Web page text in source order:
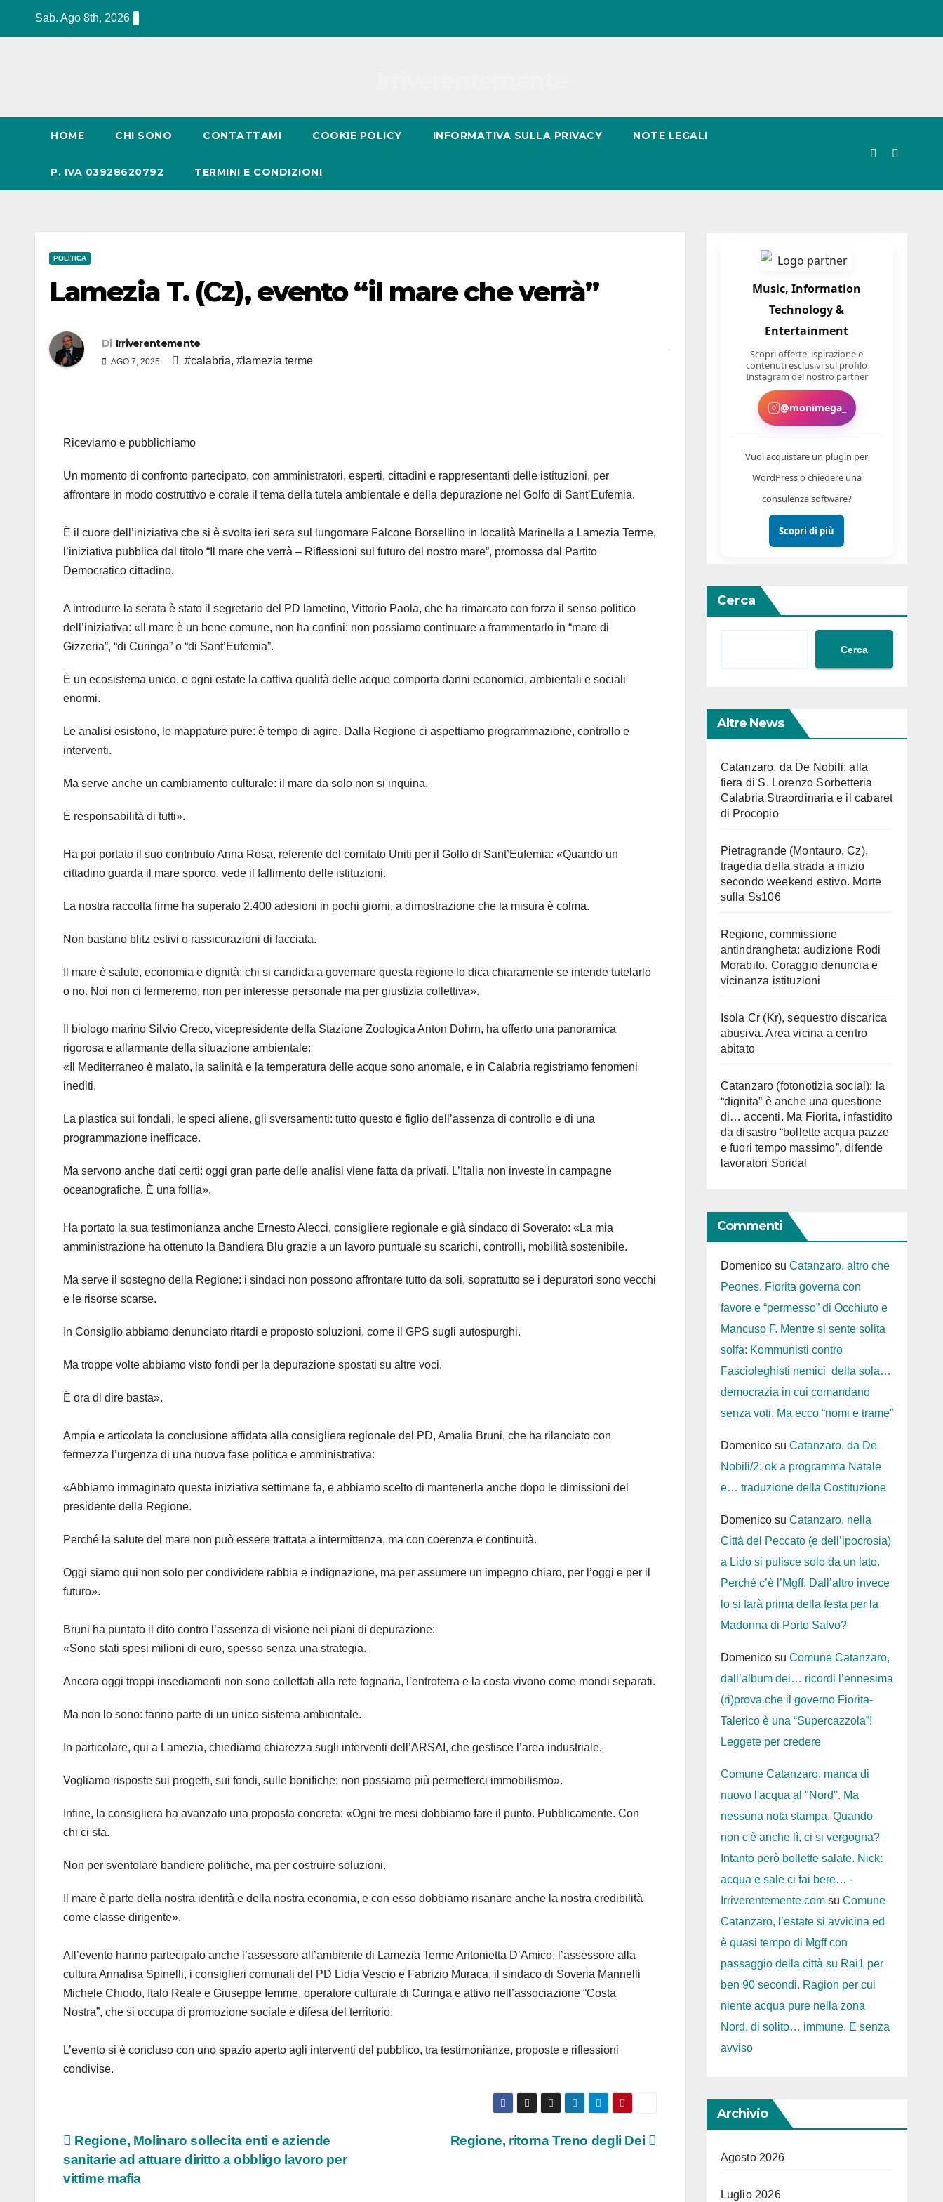
Sab. Ago 8th, 2026
HOME CHI SONO CONTATTAMI COOKIE POLICY INFORMATIVA SULLA PRIVACY NOTE LEGALI
P. IVA 03928620792 TERMINI E CONDIZIONI
POLITICA
Lamezia T. (Cz), evento “il mare che verrà”
Di Irriverentemente
AGO 7, 2025 #calabria, #lamezia terme
Riceviamo e pubblichiamo
Un momento di confronto partecipato, con amministratori, esperti, cittadini e rappresentanti delle istituzioni, per
affrontare in modo costruttivo e corale il tema della tutela ambientale e della depurazione nel Golfo di Sant’Eufemia.
È il cuore dell’iniziativa che si è svolta ieri sera sul lungomare Falcone Borsellino in località Marinella a Lamezia Terme,
l’iniziativa pubblica dal titolo “Il mare che verrà – Riflessioni sul futuro del nostro mare”, promossa dal Partito
Democratico cittadino.
A introdurre la serata è stato il segretario del PD lametino, Vittorio Paola, che ha rimarcato con forza il senso politico
dell’iniziativa: «Il mare è un bene comune, non ha confini: non possiamo continuare a frammentarlo in “mare di
Gizzeria”, “di Curinga” o “di Sant’Eufemia”.
È un ecosistema unico, e ogni estate la cattiva qualità delle acque comporta danni economici, ambientali e sociali
enormi.
Le analisi esistono, le mappature pure: è tempo di agire. Dalla Regione ci aspettiamo programmazione, controllo e
interventi.
Ma serve anche un cambiamento culturale: il mare da solo non si inquina.
È responsabilità di tutti».
Ha poi portato il suo contributo Anna Rosa, referente del comitato Uniti per il Golfo di Sant’Eufemia: «Quando un
cittadino guarda il mare sporco, vede il fallimento delle istituzioni.
La nostra raccolta firme ha superato 2.400 adesioni in pochi giorni, a dimostrazione che la misura è colma.
Non bastano blitz estivi o rassicurazioni di facciata.
Il mare è salute, economia e dignità: chi si candida a governare questa regione lo dica chiaramente se intende tutelarlo
o no. Noi non ci fermeremo, non per interesse personale ma per giustizia collettiva».
Il biologo marino Silvio Greco, vicepresidente della Stazione Zoologica Anton Dohrn, ha offerto una panoramica
rigorosa e allarmante della situazione ambientale:
«Il Mediterraneo è malato, la salinità e la temperatura delle acque sono anomale, e in Calabria registriamo fenomeni
inediti.
La plastica sui fondali, le speci aliene, gli sversamenti: tutto questo è figlio dell’assenza di controllo e di una
programmazione inefficace.
Ma servono anche dati certi: oggi gran parte delle analisi viene fatta da privati. L’Italia non investe in campagne
oceanografiche. È una follia».
Ha portato la sua testimonianza anche Ernesto Alecci, consigliere regionale e già sindaco di Soverato: «La mia
amministrazione ha ottenuto la Bandiera Blu grazie a un lavoro puntuale su scarichi, controlli, mobilità sostenibile.
Ma serve il sostegno della Regione: i sindaci non possono affrontare tutto da soli, soprattutto se i depuratori sono vecchi
e le risorse scarse.
In Consiglio abbiamo denunciato ritardi e proposto soluzioni, come il GPS sugli autospurghi.
Ma troppe volte abbiamo visto fondi per la depurazione spostati su altre voci.
È ora di dire basta».
Ampia e articolata la conclusione affidata alla consigliera regionale del PD, Amalia Bruni, che ha rilanciato con
fermezza l’urgenza di una nuova fase politica e amministrativa:
«Abbiamo immaginato questa iniziativa settimane fa, e abbiamo scelto di mantenerla anche dopo le dimissioni del
presidente della Regione.
Perché la salute del mare non può essere trattata a intermittenza, ma con coerenza e continuità.
Oggi siamo qui non solo per condividere rabbia e indignazione, ma per assumere un impegno chiaro, per l’oggi e per il
futuro».
Bruni ha puntato il dito contro l’assenza di visione nei piani di depurazione:
«Sono stati spesi milioni di euro, spesso senza una strategia.
Ancora oggi troppi insediamenti non sono collettati alla rete fognaria, l’entroterra e la costa vivono come mondi separati.
Ma non lo sono: fanno parte di un unico sistema ambientale.
In particolare, qui a Lamezia, chiediamo chiarezza sugli interventi dell’ARSAI, che gestisce l’area industriale.
Vogliamo risposte sui progetti, sui fondi, sulle bonifiche: non possiamo più permetterci immobilismo».
Infine, la consigliera ha avanzato una proposta concreta: «Ogni tre mesi dobbiamo fare il punto. Pubblicamente. Con
chi ci sta.
Non per sventolare bandiere politiche, ma per costruire soluzioni.
Il mare è parte della nostra identità e della nostra economia, e con esso dobbiamo risanare anche la nostra credibilità
come classe dirigente».
All’evento hanno partecipato anche l’assessore all’ambiente di Lamezia Terme Antonietta D’Amico, l’assessore alla
cultura Annalisa Spinelli, i consiglieri comunali del PD Lidia Vescio e Fabrizio Muraca, il sindaco di Soveria Mannelli
Michele Chiodo, Italo Reale e Giuseppe Iemme, operatore culturale di Curinga e attivo nell’associazione “Costa
Nostra”, che si occupa di promozione sociale e difesa del territorio.
L’evento si è concluso con uno spazio aperto agli interventi del pubblico, tra testimonianze, proposte e riflessioni
condivise.
Navigazione
articoli
Regione, ritorna Treno degli Dei
Regione, Molinaro sollecita enti e aziende
sanitarie ad attuare diritto a obbligo lavoro per
vittime mafia
Cerca
Cerca
Altre News
Catanzaro, da De Nobili: alla
fiera di S. Lorenzo Sorbetteria
Calabria Straordinaria e il cabaret
di Procopio
Pietragrande (Montauro, Cz),
tragedia della strada a inizio
secondo weekend estivo. Morte
sulla Ss106
Regione, commissione
antindrangheta: audizione Rodi
Morabito. Coraggio denuncia e
vicinanza istituzioni
Isola Cr (Kr), sequestro discarica
abusiva. Area vicina a centro
abitato
Catanzaro (fotonotizia social): la
“dignita” è anche una questione
di… accenti. Ma Fiorita, infastidito
da disastro “bollette acqua pazze
e fuori tempo massimo”, difende
lavoratori Sorical
Commenti
Domenicosu Catanzaro, altro che
Peones. Fiorita governa con
favore e “permesso” di Occhiuto e
Mancuso F. Mentre si sente solita
solfa: Kommunisti contro
Fascioleghisti nemici della sola…
democrazia in cui comandano
senza voti. Ma ecco “nomi e trame”
Domenicosu Catanzaro, da De
Nobili/2: ok a programma Natale
e… traduzione della Costituzione
Domenicosu Catanzaro, nella
Città del Peccato (e dell’ipocrosia)
a Lido si pulisce solo da un lato.
Perché c’è l’Mgff. Dall’altro invece
lo si farà prima della festa per la
Madonna di Porto Salvo?
Domenicosu Comune Catanzaro,
dall’album dei… ricordi l’ennesima
(ri)prova che il governo Fiorita-
Talerico è una “Supercazzola”!
Leggete per credere
Comune Catanzaro, manca di
nuovo l'acqua al "Nord". Ma
nessuna nota stampa. Quando
non c'è anche lì, ci si vergogna?
Intanto però bollette salate. Nick:
acqua e sale ci fai bere… -
Irriverentemente.comsu Comune
Catanzaro, l’estate si avvicina ed
è quasi tempo di Mgff con
passaggio della città su Rai1 per
ben 90 secondi. Ragion per cui
niente acqua pure nella zona
Nord, di solito… immune. E senza
avviso
Archivio
Agosto 2026
Luglio 2026
Music, Information
Technology &
Entertainment
Scopri offerte, ispirazione e
contenuti esclusivi sul profilo
Instagram del nostro partner
@monimega_
Vuoi acquistare un plugin per
WordPress o chiedere una
consulenza software?
Scopri di più